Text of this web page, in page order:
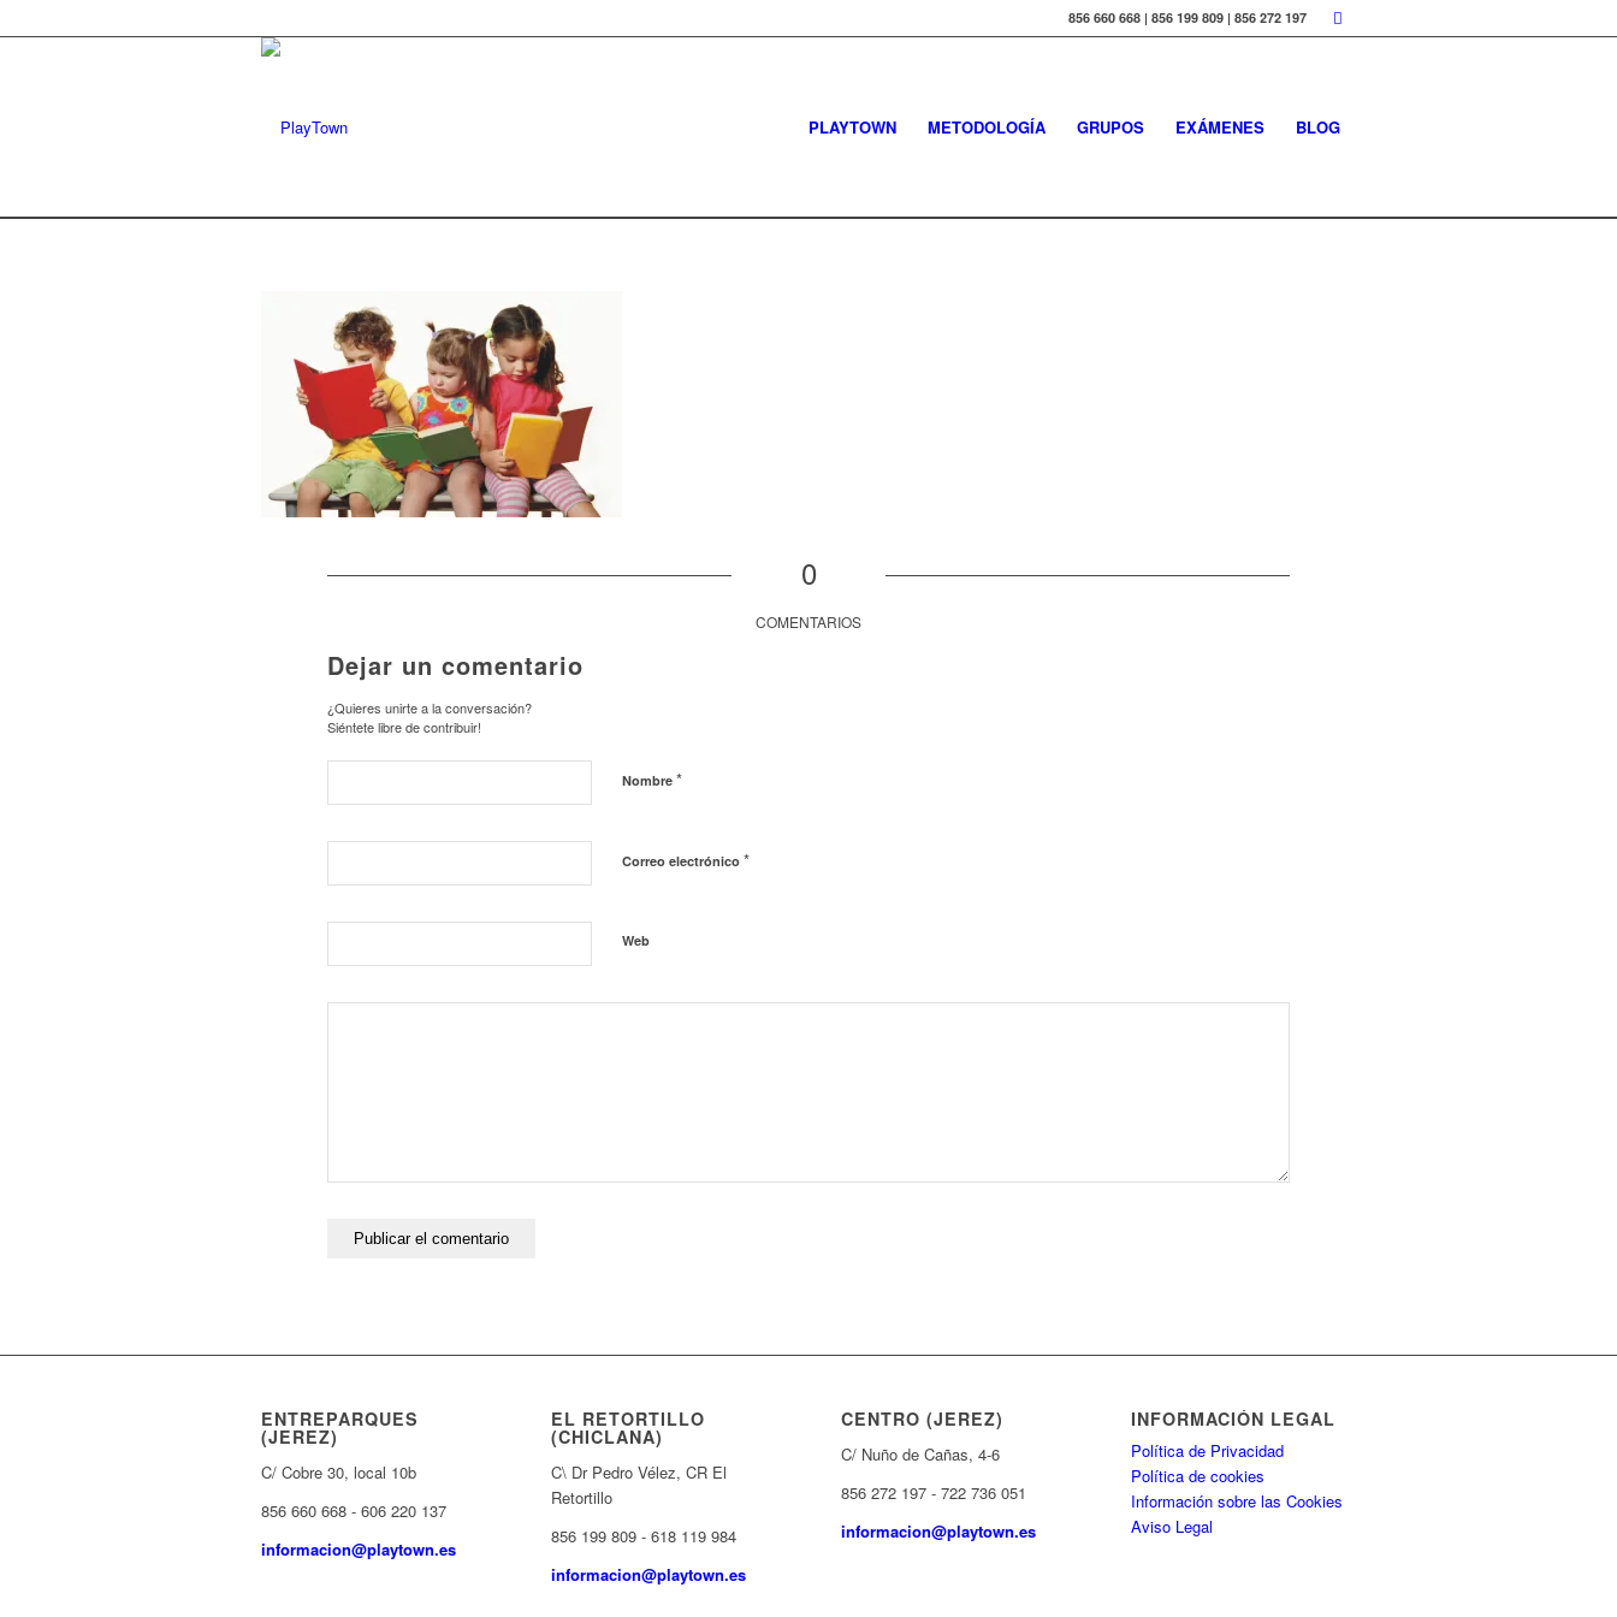
856 660 668 | 856 199 809 | 856 272 197
PLAYTOWN METODOLOGÍA GRUPOS EXÁMENES BLOG
0
COMENTARIOS
Dejar un comentario
¿Quieres unirte a la conversación?
Siéntete libre de contribuir!
Nombre *
Correo electrónico *
Web
ENTREPARQUES
(JEREZ)
C/ Cobre 30, local 10b
856 660 668 - 606 220 137
informacion@playtown.es
EL RETORTILLO
(CHICLANA)
C\ Dr Pedro Vélez, CR El
Retortillo
856 199 809 - 618 119 984
informacion@playtown.es
CENTRO (JEREZ)
C/ Nuño de Cañas, 4-6
856 272 197 - 722 736 051
informacion@playtown.es
INFORMACIÓN LEGAL
Política de Privacidad
Política de cookies
Información sobre las Cookies
Aviso Legal